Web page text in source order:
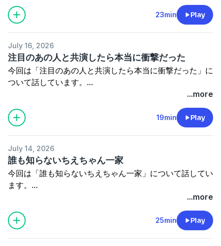
このブラウザでは再生できません。
お仕事のご依頼はこちらまで。
⇒toshiboys02@gmail.com
都市ボーイズグッズ通信販売しております！
詳細はこちら⇒ https://toshiboysgoods.stores.jp
※我々が語るのはあくまで都市伝説でジャンルはコメディ
です。
このブラウザでは再生できません。
ブログアカウント⇒
http://tosidennsetu02.seesaa.net/
過去音源もブログから視聴頂けます！
都市ボーイズYouTube番組
→https://www.youtube.com/channel/
都市ミナティへのご意見・ご要望、また
お仕事のご依頼はこちらまで。
⇒toshiboys02@gmail.com
都市ボーイズグッズ通信販売しております！
詳細はこちら⇒https://toshiboysgoods.stores.jp
※我々が語るのはあくまで都市伝説でジャンルはコメディ
です。
このブラウザでは再生できません。
23min Play
July 16, 2026
注目のあの人と共演したら本当に衝撃だった
今回は「注目のあの人と共演したら本当に衝撃だった」に
ついて話しています。
ブログアカウント⇒
http://tosidennsetu02.seesaa.net/
都市ボーイズYouTube番組
→https://www.youtube.com/channel/
お仕事のご依頼はこちらまで。
⇒toshiboys02@gmail.com
...more
19min Play
July 14, 2026
誰も知らないちえちゃん一家
今回は「誰も知らないちえちゃん一家」について話してい
ます。
ブログアカウント⇒
http://tosidennsetu02.seesaa.net/
...more
25min Play